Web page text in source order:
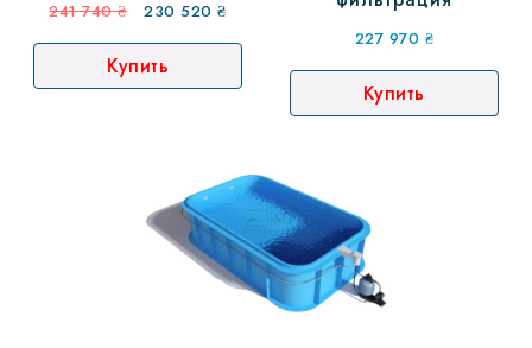
241 740₴ 230 520₴
Купить
227 970 ₴
Купить